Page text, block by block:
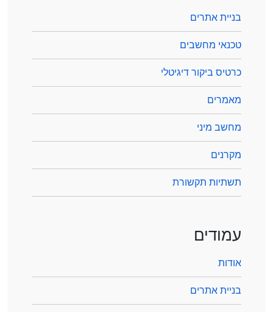
בניית אתרים
טכנאי מחשבים
כרטיס ביקור דיגיטלי
מאמרים
מחשב מיני
מקרנים
תשתיות תקשורת
עמודים
אודות
בניית אתרים